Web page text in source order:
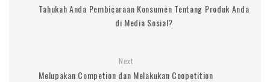
Tahukah Anda Pembicaraan Konsumen Tentang Produk Anda
di Media Sosial?
Next
Melupakan Competion dan Melakukan Coopetition